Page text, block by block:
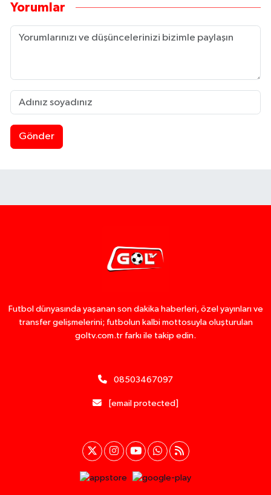
Yorumlar
Gönder
Futbol dünyasında yaşanan son dakika haberleri, özel yayınları ve
transfer gelişmelerini; futbolun kalbi mottosuyla oluşturulan
goltv.com.tr farkı ile takip edin.
08503467097
[email protected]